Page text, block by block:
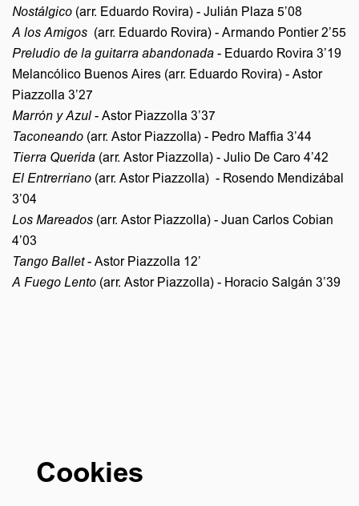
Nostálgico (arr. Eduardo Rovira) - Julián Plaza 5’08
A los Amigos (arr. Eduardo Rovira) - Armando Pontier 2’55
Preludio de la guitarra abandonada - Eduardo Rovira 3’19
Melancólico Buenos Aires (arr. Eduardo Rovira) - Astor
Piazzolla 3’27
Marrón y Azul - Astor Piazzolla 3’37
Taconeando (arr. Astor Piazzolla) - Pedro Maffia 3’44
Tierra Querida (arr. Astor Piazzolla) - Julio De Caro 4’42
El Entrerriano (arr. Astor Piazzolla) - Rosendo Mendizábal
3’04
Los Mareados (arr. Astor Piazzolla) - Juan Carlos Cobian
4’03
Tango Ballet- Astor Piazzolla 12’
A Fuego Lento (arr. Astor Piazzolla) - Horacio Salgán 3’39
Cookies